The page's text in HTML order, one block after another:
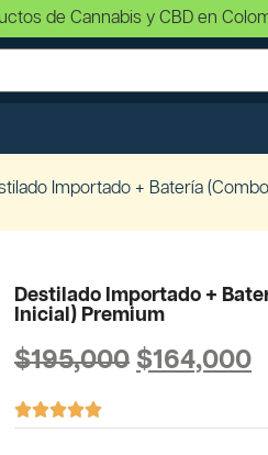
de Cannabis y CBD en
Importado + Batería
Destilado Importado +
Inicial) Premium
$195,000 $164,000
